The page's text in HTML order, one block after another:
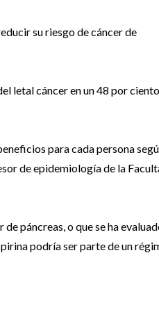
su riesgo de cáncer de
letal cáncer en un 48 por ciento,
para cada persona
de epidemiología de la
páncreas, o que se ha
podría ser parte de un